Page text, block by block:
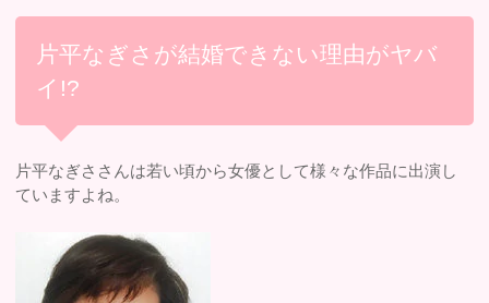
片平なぎさが結婚できない理由がヤバ
イ!?
片平なぎささんは若い頃から女優として様々な作品に出演し
ていますよね。